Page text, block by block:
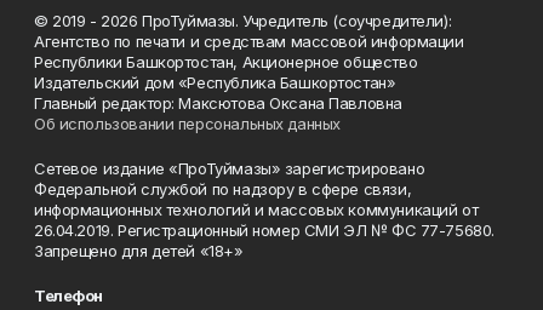
© 2019 - 2026 ПроТуймазы. Учредитель (соучредители):
Агентство по печати и средствам массовой информации
Республики Башкортостан, Акционерное общество
Издательский дом «Республика Башкортостан»
Главный редактор: Максютова Оксана Павловна
Об использовании персональных данных
Сетевое издание «ПроТуймазы» зарегистрировано
Федеральной службой по надзору в сфере связи,
информационных технологий и массовых коммуникаций от
26.04.2019. Регистрационный номер СМИ ЭЛ № ФС 77-75680.
Запрещено для детей «18+»
Телефон